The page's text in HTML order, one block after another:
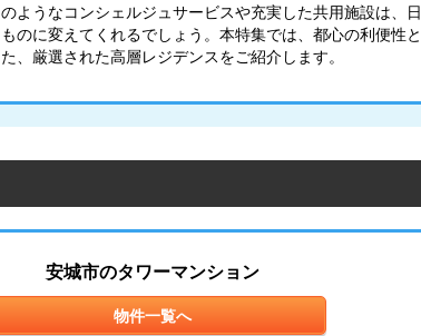
のようなコンシェルジュサービスや充実した共用施設は、
ものに変えてくれるでしょう。本特集では、都心の利便性
た、厳選された高層レジデンスをご紹介します。
安城市のタワーマンション
物件一覧へ